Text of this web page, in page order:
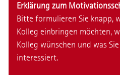
Erklärung zum
Bitte formulieren Sie knapp,
Kolleg einbringen möchten,
Kolleg wünschen und was
interessiert.